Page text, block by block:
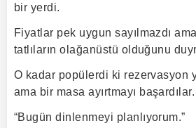
bir yerdi.
Fiyatlar pek uygun sayılmazdı
tatlıların olağanüstü olduğunu
O kadar popülerdi ki rezervasyon
ama bir masa ayırtmayı başardılar.
“Bugün dinlenmeyi planlıyorum.”